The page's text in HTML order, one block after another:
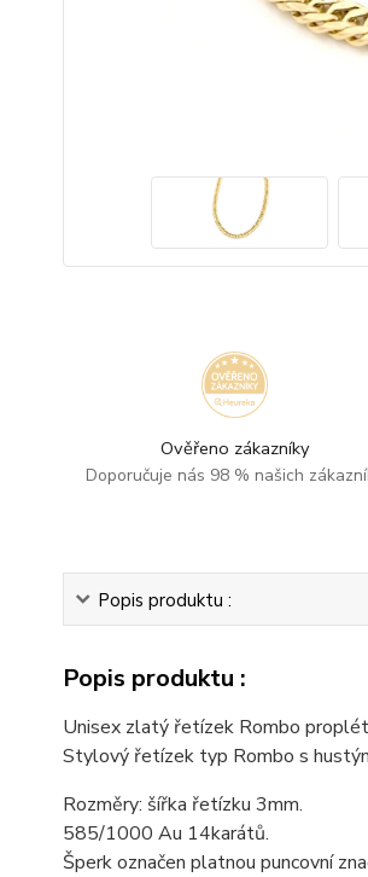
Ověřeno zákazníky
Doporučuje nás 98 % našich
Popis produktu :
Popis produktu :
Unisex zlatý řetízek Rombo
Stylový řetízek typ Rombo s
Rozměry: šířka řetízku 3mm.
585/1000 Au 14karátů.
Šperk označen platnou puncovní